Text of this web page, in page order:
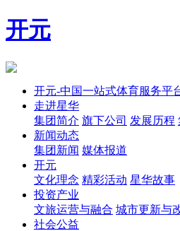
开元
开元-中国一站式体育服务平
走进星华
集团简介 旗下公司 发展历程
新闻动态
集团新闻 媒体报道
开元
文化理念 精彩活动 星华故事
投资产业
文旅运营与融合 城市更新与
社会公益